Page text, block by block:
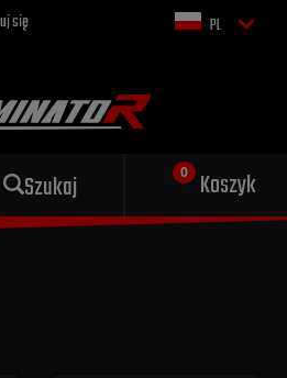
się PL
Szukaj Koszyk
Sportowy wydech dla Twojego